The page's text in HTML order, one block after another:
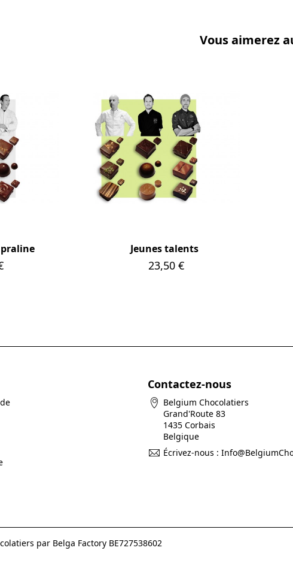
Vous aimerez
praline Jeunes talents
Prix
23,50 €
Contactez-nous
Belgium Chocolatiers
Grand'Route 83
1435 Corbais
Belgique
Écrivez-nous :
par Belga Factory BE727538602